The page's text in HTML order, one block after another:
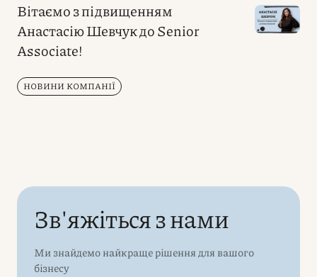
Вітаємо з підвищенням
Анастасію Шевчук до Senior
Associate!
НОВИНИ КОМПАНІЇ
Зв'яжіться з нами
Ми знайдемо найкраще рішення для вашого
бізнесу